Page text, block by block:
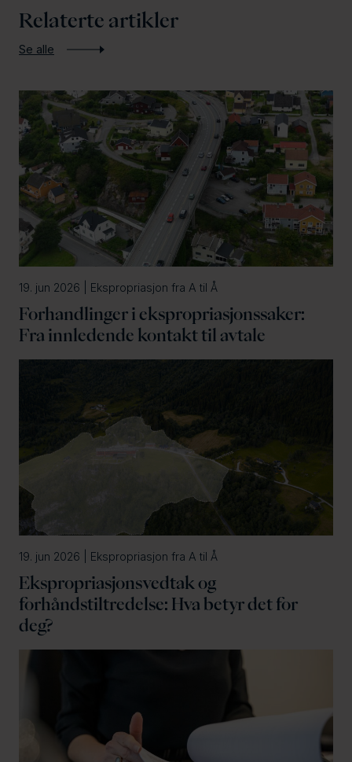
Relaterte artikler
Se alle
19. jun 2026 | Ekspropriasjon fra A til Å
Forhandlinger i ekspropriasjonssaker:
Fra innledende kontakt til avtale
19. jun 2026 | Ekspropriasjon fra A til Å
Ekspropriasjonsvedtak og
forhåndstiltredelse: Hva betyr det for
deg?